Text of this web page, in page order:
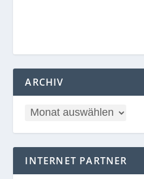
ARCHIV
INTERNET PARTNER